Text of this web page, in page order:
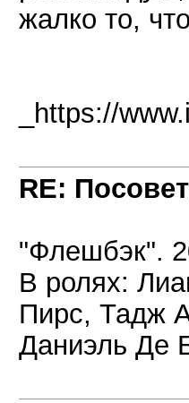
жалко то,
_https://
RE:
"Флешбэк".
В ролях:
Пирс, Тадж
Даниэль Де